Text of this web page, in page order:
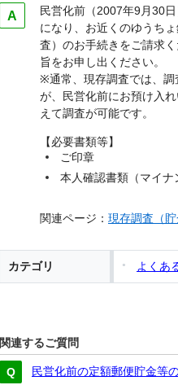
民営化前（2007年9月30
になり、お近くのゆうち
査）のお手続きをご請求
旨をお申し出ください。
※通常、現存調査では、調
が、民営化前にお預け入
えて調査が可能です。
【必要書類等】
ご印章
本人確認書類（マイナ
関連ページ： 現存調査（貯
カテゴリ よくあ
関連するご質問
民営化前の定額郵便貯金等